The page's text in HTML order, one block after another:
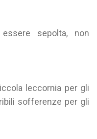
sepolta, non
leccornia per gli
sofferenze per gli